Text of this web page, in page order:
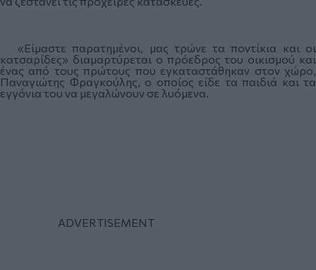
«Είμαστε παρατημένοι, μας τρώνε τα ποντίκια και οι
κατσαρίδες» διαμαρτύρεται ο πρόεδρος του οικισμού και
ένας από τους πρώτους που εγκαταστάθηκαν στον χώρο,
Παναγιώτης Φραγκούλης, ο οποίος είδε τα παιδιά και τα
εγγόνια του να μεγαλώνουν σε λυόμενα.